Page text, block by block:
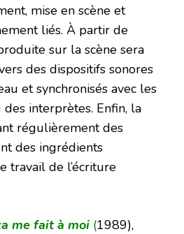
mise en scène et
liés. À partir de
sur la scène sera
des dispositifs sonores
et synchronisés avec les
interprètes. Enfin, la
régulièrement des
des ingrédients
travail de l’écriture
me fait à moi (1989),